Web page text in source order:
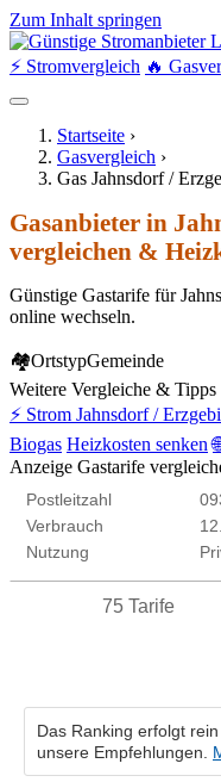
Zum Inhalt springen
⚡ Stromvergleich 🔥
Startseite ›
Gasvergleich ›
Gas Jahnsdorf /
Gasanbieter in
vergleichen &
Günstige Gastarife für
online wechseln.
🏘OrtstypGemeinde
Weitere Vergleiche & Tipps
⚡ Strom Jahnsdorf /
Biogas Heizkosten senken
Anzeige Gastarife